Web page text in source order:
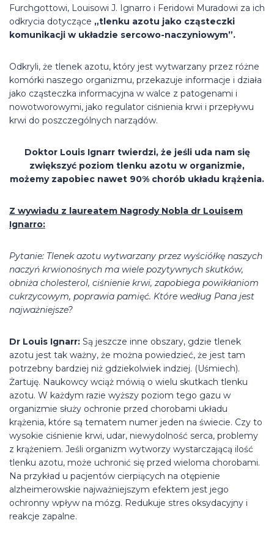
Furchgottowi, Louisowi J. Ignarro i Feridowi Muradowi za ich
odkrycia dotyczące „tlenku azotu jako cząsteczki
komunikacji w układzie sercowo-naczyniowym”.
Odkryli, że tlenek azotu, który jest wytwarzany przez różne
komórki naszego organizmu, przekazuje informacje i działa
jako cząsteczka informacyjna w walce z patogenami i
nowotworowymi, jako regulator ciśnienia krwi i przepływu
krwi do poszczególnych narządów.
Doktor Louis Ignarr twierdzi, że jeśli uda nam się
zwiększyć poziom tlenku azotu w organizmie,
możemy zapobiec nawet 90% chorób układu krążenia.
Z wywiadu z laureatem Nagrody Nobla dr Louisem
Ignarro:
Pytanie: Tlenek azotu wytwarzany przez wyściółkę naszych
naczyń krwionośnych ma wiele pozytywnych skutków,
obniża cholesterol, ciśnienie krwi, zapobiega powikłaniom
cukrzycowym, poprawia pamięć. Które według Pana jest
najważniejsze?
Dr Louis Ignarr: Są jeszcze inne obszary, gdzie tlenek
azotu jest tak ważny, że można powiedzieć, że jest tam
potrzebny bardziej niż gdziekolwiek indziej. (Uśmiech).
Żartuję. Naukowcy wciąż mówią o wielu skutkach tlenku
azotu. W każdym razie wyższy poziom tego gazu w
organizmie służy ochronie przed chorobami układu
krążenia, które są tematem numer jeden na świecie. Czy to
wysokie ciśnienie krwi, udar, niewydolność serca, problemy
z krążeniem. Jeśli organizm wytworzy wystarczającą ilość
tlenku azotu, może uchronić się przed wieloma chorobami.
Na przykład u pacjentów cierpiących na otępienie
alzheimerowskie najważniejszym efektem jest jego
ochronny wpływ na mózg. Redukuje stres oksydacyjny i
reakcje zapalne.